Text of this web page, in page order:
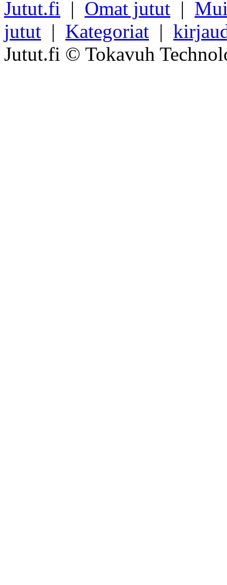
Jutut.fi | Omat jutut |
jutut | Kategoriat |
Jutut.fi © Tokavuh